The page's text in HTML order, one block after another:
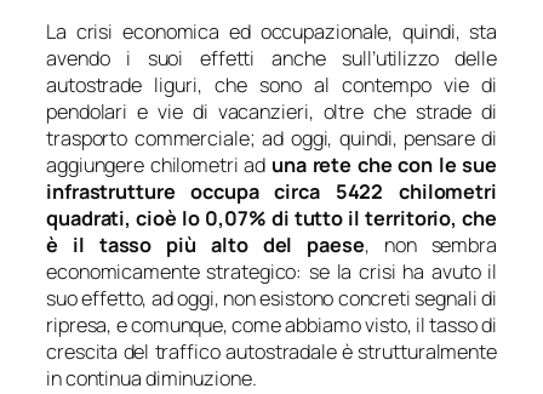
La crisi economica ed occupazionale, quindi, sta
avendo i suoi effetti anche sull’utilizzo delle
autostrade liguri, che sono al contempo vie di
pendolari e vie di vacanzieri, oltre che strade di
trasporto commerciale; ad oggi, quindi, pensare di
aggiungere chilometri ad una rete che con le sue
infrastrutture occupa circa 5422 chilometri
quadrati, cioè lo 0,07% di tutto il territorio, che
è il tasso più alto del paese, non sembra
economicamente strategico: se la crisi ha avuto il
suo effetto, ad oggi, non esistono concreti segnali di
ripresa, e comunque, come abbiamo visto, il tasso di
crescita del traffico autostradale è strutturalmente
in continua diminuzione.